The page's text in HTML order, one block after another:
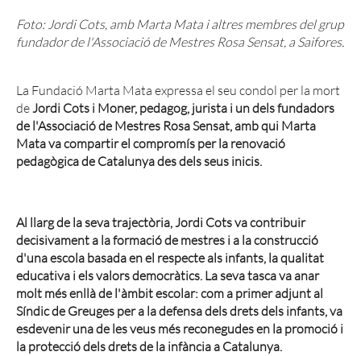
Foto: Jordi Cots, amb Marta Mata i altres membres del grup
fundador de l'Associació de Mestres Rosa Sensat, a Saifores.
La Fundació Marta Mata expressa el seu condol per la mort
deJordi Cots i Moner, pedagog, jurista i un dels fundadors
de l'Associació de Mestres Rosa Sensat, amb qui Marta
Mata va compartir el compromís per la renovació
pedagògica de Catalunya des dels seus inicis.
Al llarg de la seva trajectòria, Jordi Cots va contribuir
decisivament a la formació de mestres i a la construcció
d'una escola basada en el respecte als infants, la qualitat
educativa i els valors democràtics. La seva tasca va anar
molt més enllà de l'àmbit escolar: com a primer adjunt al
Síndic de Greuges per a la defensa dels drets dels infants, va
esdevenir una de les veus més reconegudes en la promoció i
la protecció dels drets de la infància a Catalunya.